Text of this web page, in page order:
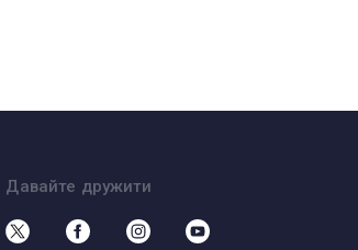
Давайте дружити